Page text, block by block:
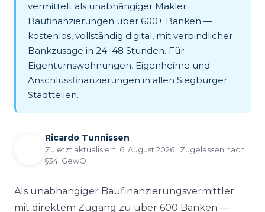
vermittelt als unabhängiger Makler
Baufinanzierungen über 600+ Banken —
kostenlos, vollständig digital, mit verbindlicher
Bankzusage in 24–48 Stunden. Für
Eigentumswohnungen, Eigenheime und
Anschlussfinanzierungen in allen Siegburger
Stadtteilen.
Ricardo Tunnissen
Zuletzt aktualisiert: 6. August 2026 · Zugelassen nach
§34i GewO
Als unabhängiger Baufinanzierungsvermittler
mit direktem Zugang zu über 600 Banken —